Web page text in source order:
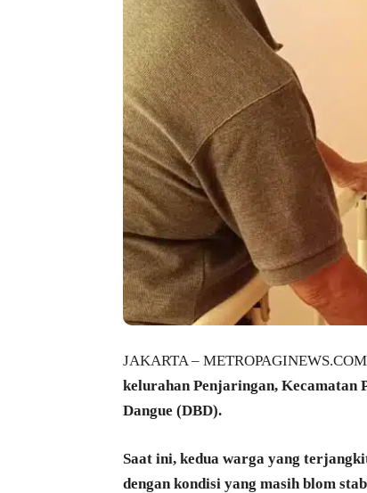
JAKARTA –
kelurahan Penjaringan,
Dangue (DBD).
Saat ini, kedua warga yang
dengan kondisi yang masih blom